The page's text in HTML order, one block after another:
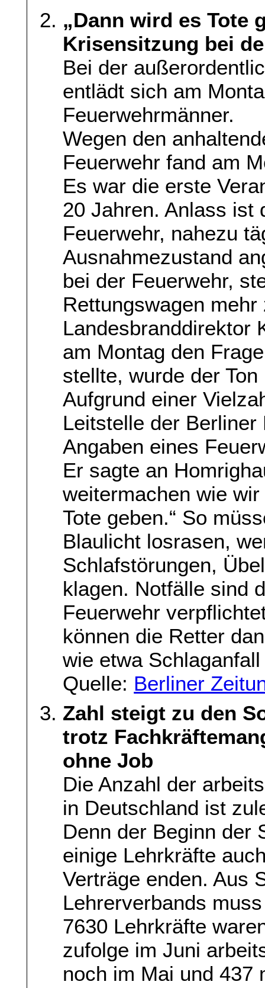
„Dann wird es Tote
Krisensitzung bei
Bei der
entlädt sich am
Feuerwehrmänner.
Wegen den
Feuerwehr fand am
Es war die erste
20 Jahren. Anlass ist
Feuerwehr, nahezu
Ausnahmezustand
bei der Feuerwehr,
Rettungswagen
Landesbranddirektor
am Montag den
stellte, wurde der
Aufgrund einer
Leitstelle der
Angaben eines
Er sagte an
weitermachen wie
Tote geben.“ So
Blaulicht losrasen,
Schlafstörungen,
klagen. Notfälle sind
Feuerwehr
können die Retter
wie etwa
Quelle: Berliner
Zahl steigt zu den
trotz
ohne Job
Die Anzahl der
in Deutschland ist
Denn der Beginn der
einige Lehrkräfte
Verträge enden. Aus
Lehrerverbands
7630 Lehrkräfte
zufolge im Juni
noch im Mai und 437